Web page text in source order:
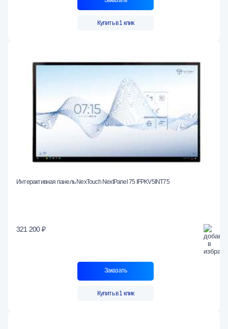
Купить в 1 клик
Интерактивная панель NexTouch NextPanel 75 IFPKV5INT75
321 200 ₽
Заказать
Купить в 1 клик